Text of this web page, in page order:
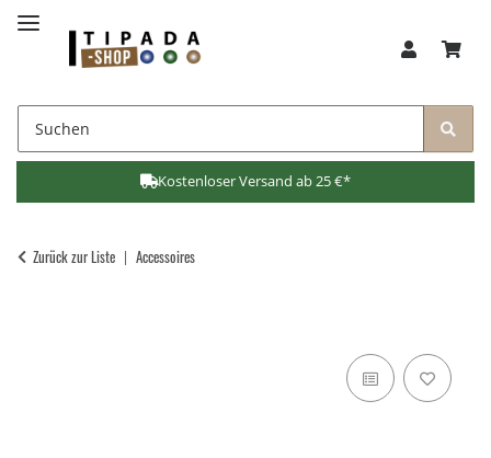
Kostenloser Versand ab 25 €*
Zurück zur Liste Accessoires